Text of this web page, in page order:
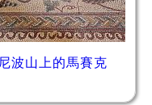
尼波山上的馬賽克